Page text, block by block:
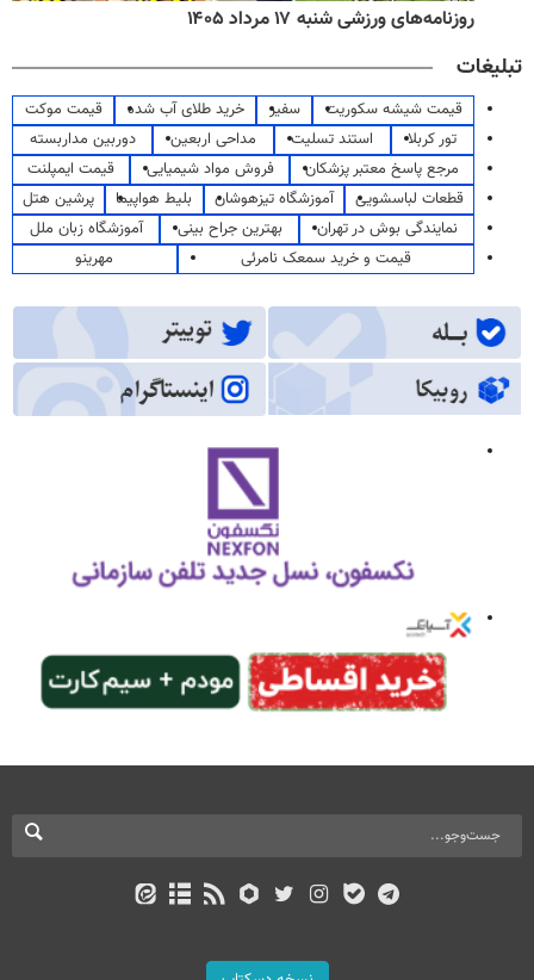
روزنامه‌های ورزشی شنبه ۱۷ مرداد ۱۴۰۵
تبلیغات
قیمت شیشه سکوریت سفیر خرید طلای آب شده
قیمت موکت
تور کربلا
استند تسلیت مداحی اربعین
دوربین مداربسته
مرجع پاسخ معتبر پزشکان
فروش مواد شیمیایی
قیمت ایمپلنت
قطعات لباسشویی
آموزشگاه تیزهوشان بلیط هواپیما
پرشین هتل
نمایندگی بوش در تهران
بهترین جراح بینی
آموزشگاه زبان ملل
قیمت و خرید سمعک نامرئی
مهرینو